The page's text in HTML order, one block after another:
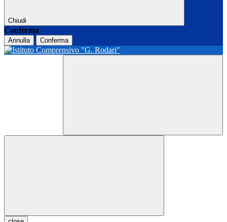
Chiudi
Conferma
Annulla Conferma